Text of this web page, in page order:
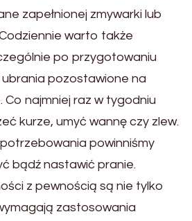
zapełnionej zmywarki lub
warto także
po przygotowaniu
ubrania pozostawione na
Co najmniej raz w tygodniu
kurze, umyć wannę czy zlew.
powinniśmy
bądź nastawić pranie.
z pewnością są nie tylko
zastosowania